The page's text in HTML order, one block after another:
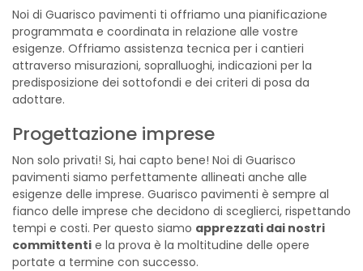
Noi di Guarisco pavimenti ti offriamo una pianificazione
programmata e coordinata in relazione alle vostre
esigenze. Offriamo assistenza tecnica per i cantieri
attraverso misurazioni, sopralluoghi, indicazioni per la
predisposizione dei sottofondi e dei criteri di posa da
adottare.
Progettazione imprese
Non solo privati! Si, hai capto bene! Noi di Guarisco
pavimenti siamo perfettamente allineati anche alle
esigenze delle imprese. Guarisco pavimenti è sempre al
fianco delle imprese che decidono di sceglierci, rispettando
tempi e costi. Per questo siamo apprezzati dai nostri
committenti e la prova è la moltitudine delle opere
portate a termine con successo.